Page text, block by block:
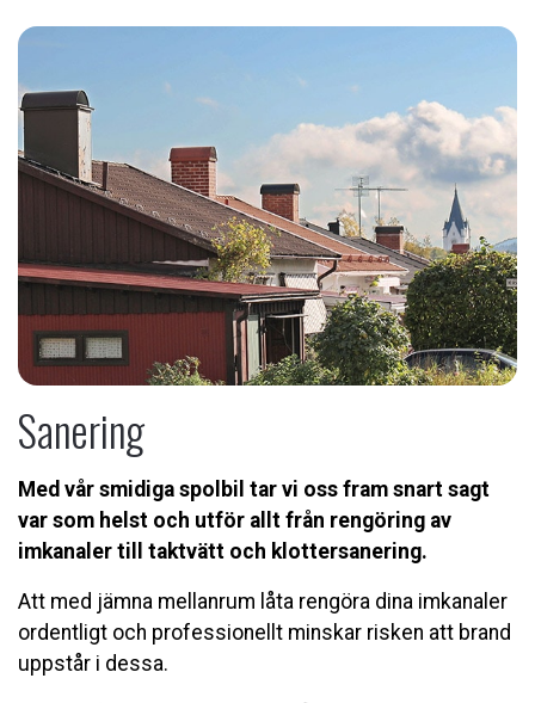
Sotargruppen Mariestad/Skövde
Sotargruppen Herrljunga
Sotargruppen Helsingborg
Sotargruppen Hylte
Sotargruppen Lund
Sotargruppen Laholm
Sotargruppen Vänersborg
Ventgruppen
Om oss
Ändra uppgifter
Sanering
Med vår smidiga spolbil tar vi oss fram snart sagt
var som helst och utför allt från rengöring av
imkanaler till taktvätt och klottersanering.
Att med jämna mellanrum låta rengöra dina imkanaler
ordentligt och professionellt minskar risken att brand
uppstår i dessa.